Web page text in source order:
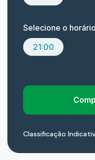
Selecione o horário
21:00
Classificação